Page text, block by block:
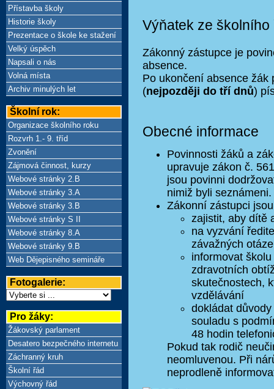
Výňatek ze školního
Zákonný zástupce je
absence.
Po ukončení absence žák
(nejpozději do tří dnů)
Obecné informace
Povinnosti žáků a
upravuje zákon č.
jsou povinni
nimiž byli seznámeni.
Zákonní zástupci
zajistit, aby dítě
na vyzvání
závažných
informovat
zdravotních
skutečnostech,
vzdělávání
dokládat
souladu s
48 hodin
Pokud tak rodič
neomluvenou. Při
neprodleně
Přístavba školy
Historie školy
Prezentace o škole ke stažení
Velký úspěch
Napsali o nás
Volná místa
Archiv minulých let
Školní rok:
Organizace školního roku
Rozvrh 1.- 9. tříd
Zvonění
Zájmová činnost, kurzy
Webové stránky 2.B
Webové stránky 3.A
Webové stránky 3.B
Webové stránky S II
Webové stránky 8.A
Webové stránky 9.B
Web Dějepisného semináře
Fotogalerie:
Pro žáky:
Žákovský parlament
Desatero bezpečného internetu
Záchranný kruh
Školní řád
Výchovný řád